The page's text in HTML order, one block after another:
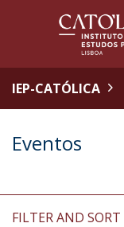
IEP-CATÓLICA
Eventos
FILTER AND SORT